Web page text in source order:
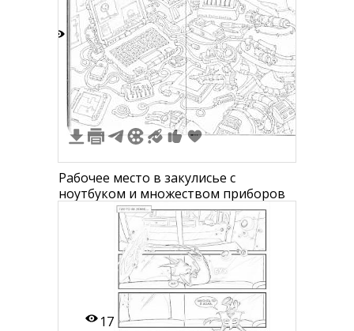
Рабочее место в закулисье с
ноутбуком и множеством приборов
17